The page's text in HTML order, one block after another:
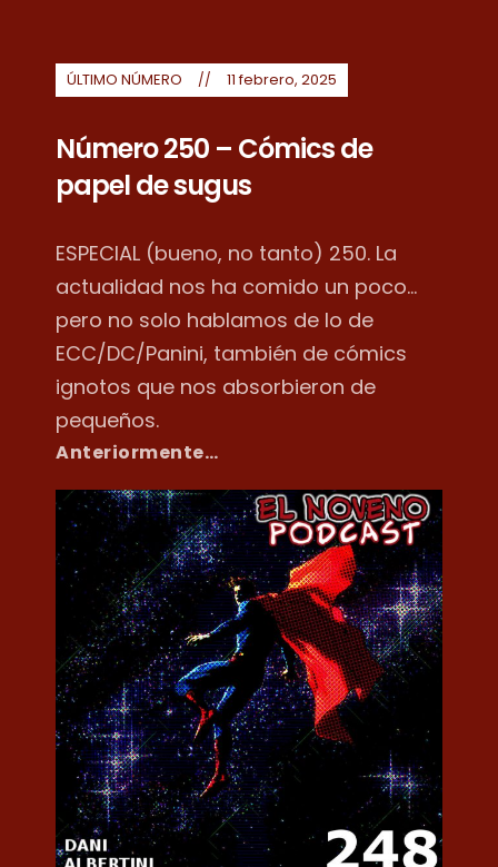
ÚLTIMO NÚMERO 11 febrero, 2025
Número 250 – Cómics de
papel de sugus
ESPECIAL (bueno, no tanto) 250. La
actualidad nos ha comido un poco...
pero no solo hablamos de lo de
ECC/DC/Panini, también de cómics
ignotos que nos absorbieron de
pequeños.
Anteriormente…